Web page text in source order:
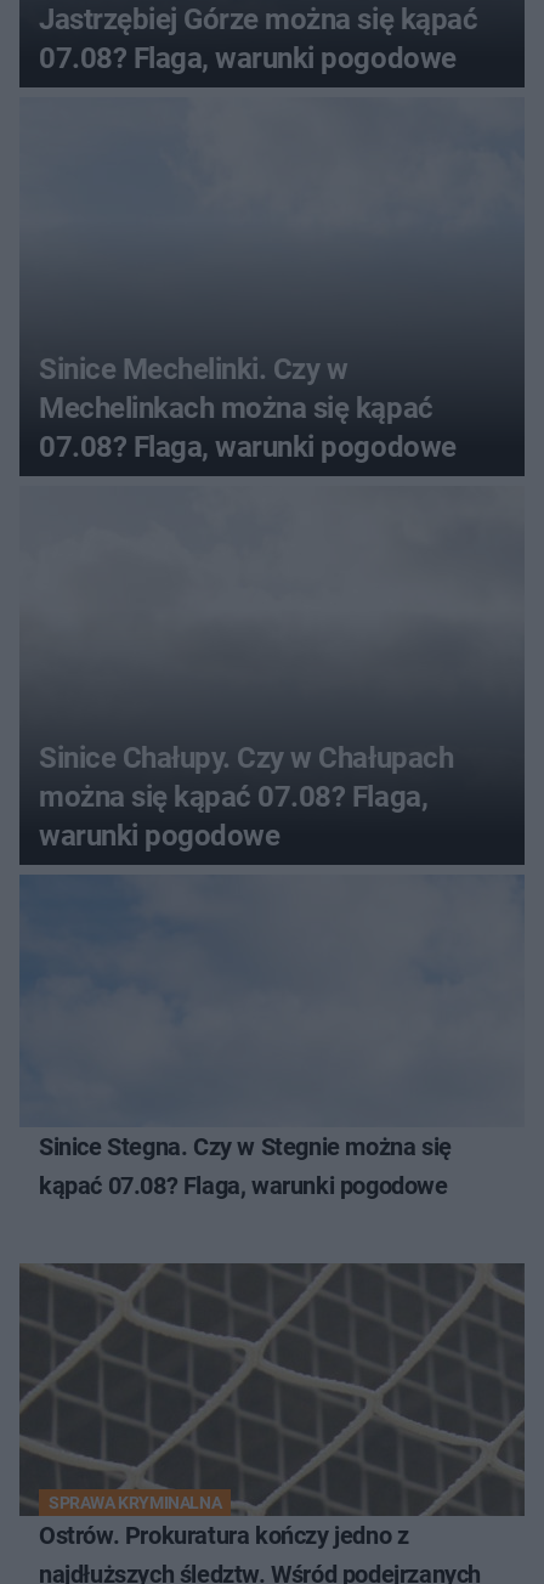
Jastrzębiej Górze można się kąpać
07.08? Flaga, warunki pogodowe
Sinice Mechelinki. Czy w
Mechelinkach można się kąpać
07.08? Flaga, warunki pogodowe
Sinice Chałupy. Czy w Chałupach
można się kąpać 07.08? Flaga,
warunki pogodowe
Sinice Stegna. Czy w Stegnie można się
kąpać 07.08? Flaga, warunki pogodowe
SPRAWA KRYMINALNA
Ostrów. Prokuratura kończy jedno z
najdłuższych śledztw. Wśród podejrzanych